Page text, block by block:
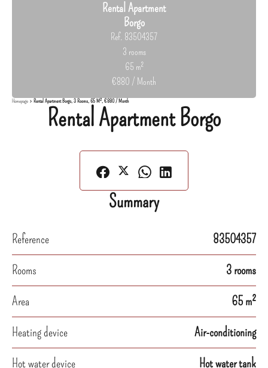
Rental Apartment
Borgo
Ref. 83504357
3 rooms
65 m²
€880 / Month
Homepage Rental Apartment Borgo, 3 Rooms, 65 M², €880 / Month
Rental Apartment Borgo
Summary
Reference
83504357
Rooms
3 rooms
Area
65 m²
Heating device
Air-conditioning
Hot water device
Hot water tank